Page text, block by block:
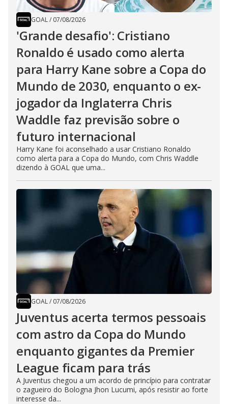
GOAL/ 07/08/2026
'Grande desafio': Cristiano
Ronaldo é usado como alerta
para Harry Kane sobre a Copa do
Mundo de 2030, enquanto o ex-
jogador da Inglaterra Chris
Waddle faz previsão sobre o
futuro internacional
Harry Kane foi aconselhado a usar Cristiano Ronaldo
como alerta para a Copa do Mundo, com Chris Waddle
dizendo à GOAL que uma...
GOAL/ 07/08/2026
Juventus acerta termos pessoais
com astro da Copa do Mundo
enquanto gigantes da Premier
League ficam para trás
A Juventus chegou a um acordo de princípio para contratar
o zagueiro do Bologna Jhon Lucumi, após resistir ao forte
interesse da...